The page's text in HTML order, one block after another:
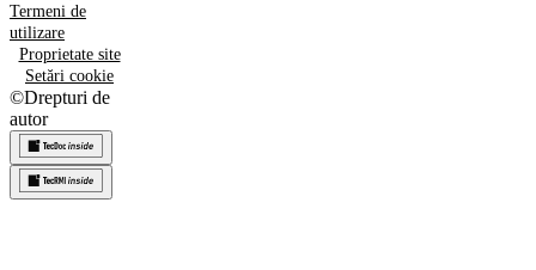
Termeni de
utilizare
Proprietate site
Setări cookie
©Drepturi de
autor